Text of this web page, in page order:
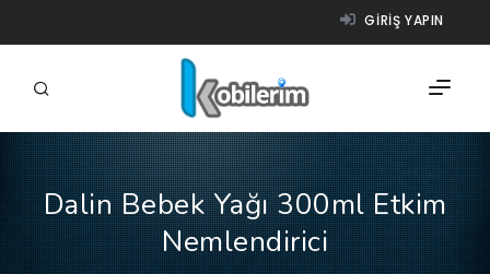
GIRIŞ YAPIN
FIRMALAR
ÜRÜNLER
Dalin Bebek Yağı 300ml Etkim
Nemlendirici